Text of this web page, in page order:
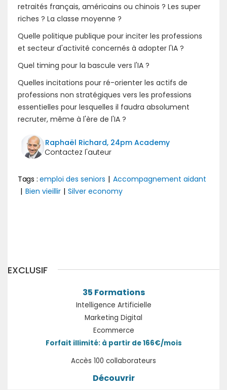
retraités français, américains ou chinois ? Les super
riches ? La classe moyenne ?
Quelle politique publique pour inciter les professions
et secteur d'activité concernés à adopter l'IA ?
Quel timing pour la bascule vers l'IA ?
Quelles incitations pour ré-orienter les actifs de
professions non stratégiques vers les professions
essentielles pour lesquelles il faudra absolument
recruter, même à l'ère de l'IA ?
Raphaël Richard, 24pm Academy
Tags : emploi des seniors | Accompagnement aidant
| Bien vieillir | Silver economy
EXCLUSIF
35 Formations
Intelligence Artificielle
Marketing Digital
Ecommerce
Forfait illimité: à partir de 166€/mois
Accès 100 collaborateurs
Découvrir